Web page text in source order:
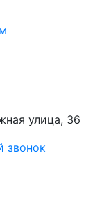
улица, 36
звонок